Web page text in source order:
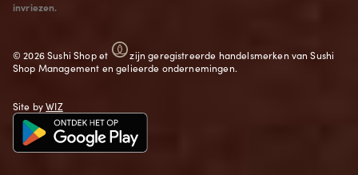
invriezen.
©2026Sushi Shopet
zijn geregistreerde handelsmerken van Sushi
Shop Management en gelieerde ondernemingen.
Site by WIZ